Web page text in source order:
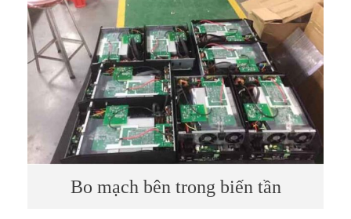
Bo mạch bên trong biến tần